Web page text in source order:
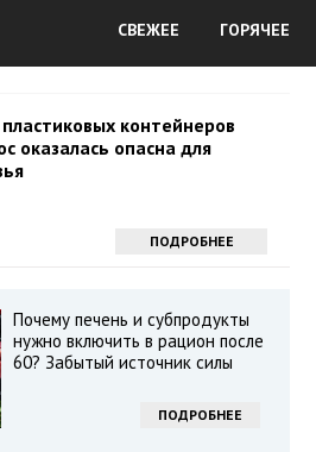
СВЕЖЕЕ ГОРЯЧЕЕ
контейнеров
оказалась опасна для
ПОДРОБНЕЕ
Почему печень и субпродукты
нужно включить в рацион после
60? Забытый источник силы
ПОДРОБНЕЕ